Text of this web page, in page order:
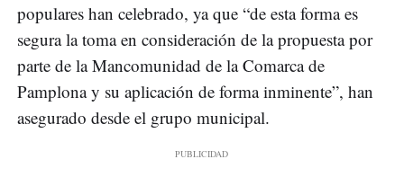
populares han celebrado, ya que “de esta forma es
segura la toma en consideración de la propuesta por
parte de la Mancomunidad de la Comarca de
Pamplona y su aplicación de forma inminente”, han
asegurado desde el grupo municipal.